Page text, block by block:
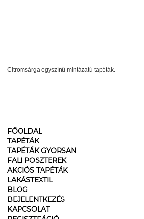
Citromsárga egyszínű mintázatú tapéták.
FŐOLDAL
TAPÉTÁK
TAPÉTÁK GYORSAN
FALI POSZTEREK
AKCIÓS TAPÉTÁK
LAKÁSTEXTIL
BLOG
BEJELENTKEZÉS
KAPCSOLAT